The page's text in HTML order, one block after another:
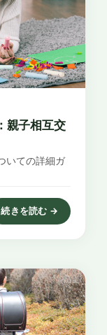
親子相互交
いての詳細ガ
続きを読む →
: 子どもに手を上げてし